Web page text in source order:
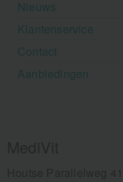
Nieuws
Klantenservice
Contact
Aanbiedingen